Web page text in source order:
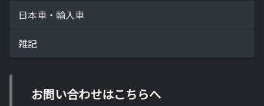
日本車・輸入車
雑記
お問い合わせはこちらへ